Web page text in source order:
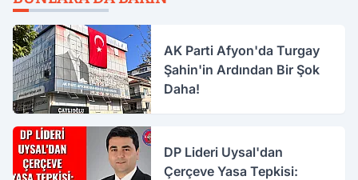
AK Parti Afyon'da Turgay
Şahin'in Ardından Bir Şok
Daha!
DP Lideri Uysal'dan
Çerçeve Yasa Tepkisi: